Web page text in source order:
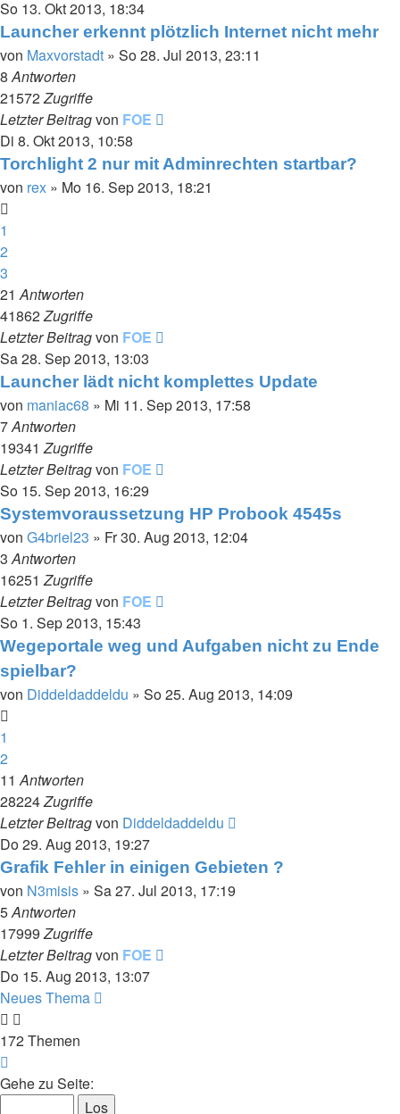
So 13. Okt 2013, 18:34
Launcher erkennt plötzlich Internet nicht mehr
von Maxvorstadt » So 28. Jul 2013, 23:11
8Antworten
21572Zugriffe
Letzter Beitragvon FOE
Di 8. Okt 2013, 10:58
Torchlight 2 nur mit Adminrechten startbar?
von rex » Mo 16. Sep 2013, 18:21
1
2
3
21Antworten
41862Zugriffe
Letzter Beitragvon FOE
Sa 28. Sep 2013, 13:03
Launcher lädt nicht komplettes Update
von maniac68 » Mi 11. Sep 2013, 17:58
7Antworten
19341Zugriffe
Letzter Beitragvon FOE
So 15. Sep 2013, 16:29
Systemvoraussetzung HP Probook 4545s
von G4briel23 » Fr 30. Aug 2013, 12:04
3Antworten
16251Zugriffe
Letzter Beitragvon FOE
So 1. Sep 2013, 15:43
Wegeportale weg und Aufgaben nicht zu Ende
spielbar?
von Diddeldaddeldu » So 25. Aug 2013, 14:09
1
2
11Antworten
28224Zugriffe
Letzter Beitragvon Diddeldaddeldu
Do 29. Aug 2013, 19:27
Grafik Fehler in einigen Gebieten ?
von N3misis » Sa 27. Jul 2013, 17:19
5Antworten
17999Zugriffe
Letzter Beitragvon FOE
Do 15. Aug 2013, 13:07
Neues Thema
172 Themen
1
Gehe zu Seite: